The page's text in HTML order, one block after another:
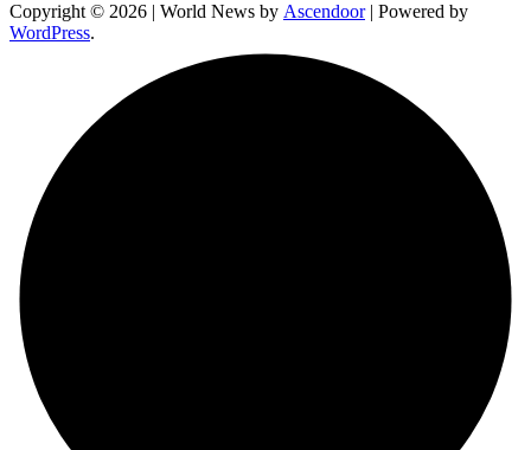
Copyright © 2026 | World News by Ascendoor| Powered by
WordPress.